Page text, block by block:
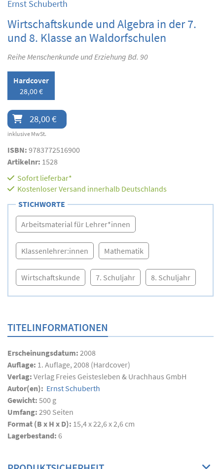
Ernst Schuberth
Wirtschaftskunde und Algebra in der 7.
und 8. Klasse an Waldorfschulen
Reihe Menschenkunde und Erziehung Bd. 90
Hardcover
28,00 €
28,00 €
inklusive MwSt.
ISBN: 9783772516900
Artikelnr: 1528
Sofort lieferbar*
Kostenloser Versand innerhalb Deutschlands
STICHWORTE
Arbeitsmaterial für Lehrer*innen
Klassenlehrer:innen Mathematik
Wirtschaftskunde 7. Schuljahr 8. Schuljahr
TITELINFORMATIONEN
Erscheinungsdatum: 2008
Auflage: 1. Auflage, 2008 (Hardcover)
Verlag: Verlag Freies Geistesleben & Urachhaus GmbH
Autor(en): Ernst Schuberth
Gewicht: 500 g
Umfang: 290 Seiten
Format (B x H x D): 15,4 x 22,6 x 2,6 cm
Lagerbestand: 6